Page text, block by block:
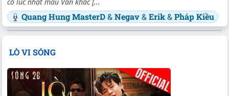
Quang Hung MasterD&Negav&Erik&Pháp Kiều
LÒ VI SÓNG